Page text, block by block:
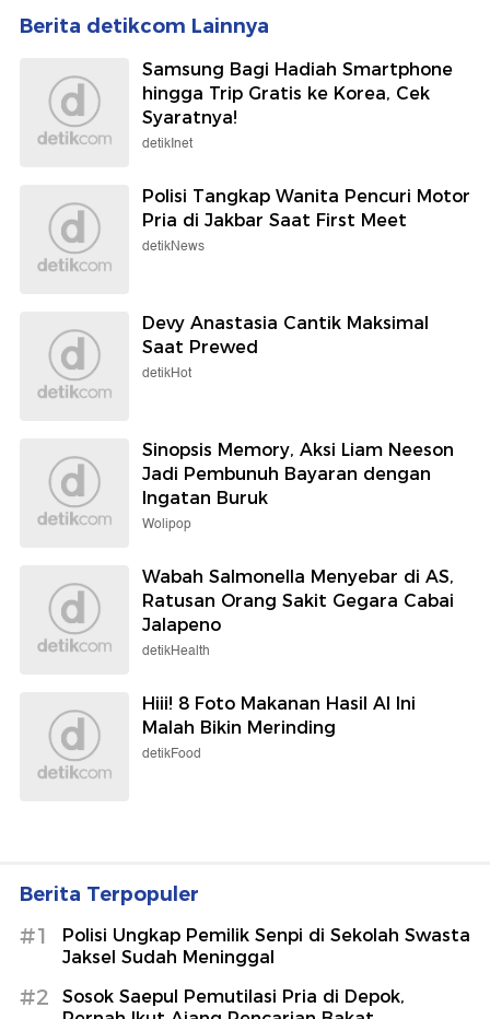
Berita detikcom Lainnya
Samsung Bagi Hadiah Smartphone
hingga Trip Gratis ke Korea, Cek
Syaratnya!
detikInet
Polisi Tangkap Wanita Pencuri Motor
Pria di Jakbar Saat First Meet
detikNews
Devy Anastasia Cantik Maksimal
Saat Prewed
detikHot
Sinopsis Memory, Aksi Liam Neeson
Jadi Pembunuh Bayaran dengan
Ingatan Buruk
Wolipop
Wabah Salmonella Menyebar di AS,
Ratusan Orang Sakit Gegara Cabai
Jalapeno
detikHealth
Hiii! 8 Foto Makanan Hasil AI Ini
Malah Bikin Merinding
detikFood
Berita Terpopuler
#1
Polisi Ungkap Pemilik Senpi di Sekolah Swasta
Jaksel Sudah Meninggal
#2
Sosok Saepul Pemutilasi Pria di Depok,